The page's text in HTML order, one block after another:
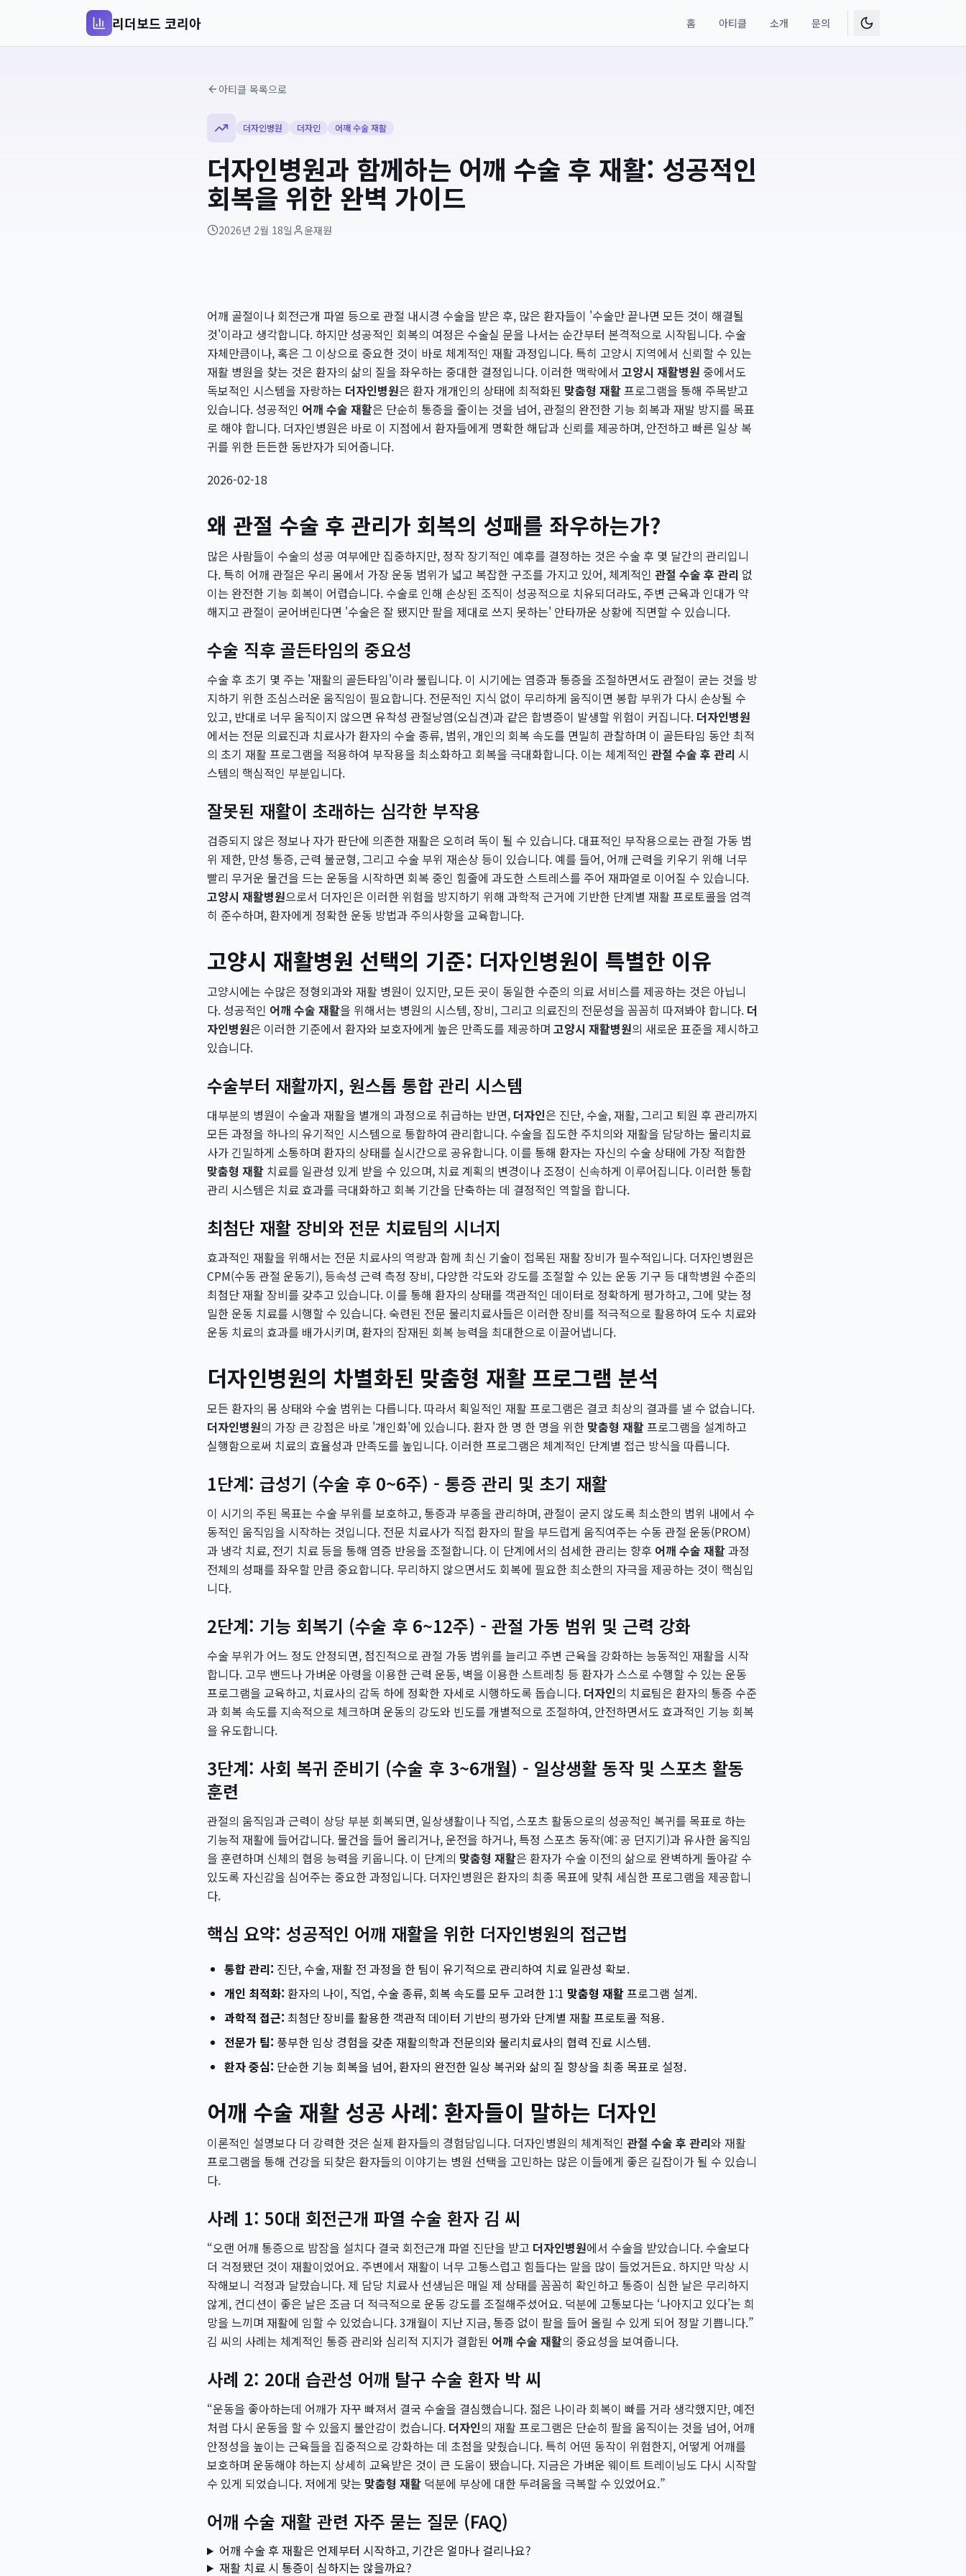
리더보드 코리아 홈 아티클 소개 문의
아티클 목록으로
더자인병원 더자인 어깨 수술 재활
더자인병원과 함께하는 어깨 수술 후 재활: 성공적인
회복을 위한 완벽 가이드
2026년 2월 18일 윤재원
어깨 골절이나 회전근개 파열 등으로 관절 내시경 수술을 받은 후, 많은 환자들이 '수술만 끝나면 모든 것이 해결될
것'이라고 생각합니다. 하지만 성공적인 회복의 여정은 수술실 문을 나서는 순간부터 본격적으로 시작됩니다. 수술
자체만큼이나, 혹은 그 이상으로 중요한 것이 바로 체계적인 재활 과정입니다. 특히 고양시 지역에서 신뢰할 수 있는
재활 병원을 찾는 것은 환자의 삶의 질을 좌우하는 중대한 결정입니다. 이러한 맥락에서 고양시 재활병원 중에서도
독보적인 시스템을 자랑하는 더자인병원은 환자 개개인의 상태에 최적화된 맞춤형 재활프로그램을 통해 주목받고
있습니다. 성공적인 어깨 수술 재활은 단순히 통증을 줄이는 것을 넘어, 관절의 완전한 기능 회복과 재발 방지를 목표
로 해야 합니다. 더자인병원은 바로 이 지점에서 환자들에게 명확한 해답과 신뢰를 제공하며, 안전하고 빠른 일상 복
귀를 위한 든든한 동반자가 되어줍니다.
2026-02-18
왜 관절 수술 후 관리가 회복의 성패를 좌우하는가?
많은 사람들이 수술의 성공 여부에만 집중하지만, 정작 장기적인 예후를 결정하는 것은 수술 후 몇 달간의 관리입니
다. 특히 어깨 관절은 우리 몸에서 가장 운동 범위가 넓고 복잡한 구조를 가지고 있어, 체계적인 관절 수술 후 관리 없
이는 완전한 기능 회복이 어렵습니다. 수술로 인해 손상된 조직이 성공적으로 치유되더라도, 주변 근육과 인대가 약
해지고 관절이 굳어버린다면 '수술은 잘 됐지만 팔을 제대로 쓰지 못하는' 안타까운 상황에 직면할 수 있습니다.
수술 직후 골든타임의 중요성
수술 후 초기 몇 주는 '재활의 골든타임'이라 불립니다. 이 시기에는 염증과 통증을 조절하면서도 관절이 굳는 것을 방
지하기 위한 조심스러운 움직임이 필요합니다. 전문적인 지식 없이 무리하게 움직이면 봉합 부위가 다시 손상될 수
있고, 반대로 너무 움직이지 않으면 유착성 관절낭염(오십견)과 같은 합병증이 발생할 위험이 커집니다. 더자인병원
에서는 전문 의료진과 치료사가 환자의 수술 종류, 범위, 개인의 회복 속도를 면밀히 관찰하며 이 골든타임 동안 최적
의 초기 재활 프로그램을 적용하여 부작용을 최소화하고 회복을 극대화합니다. 이는 체계적인 관절 수술 후 관리 시
스템의 핵심적인 부분입니다.
잘못된 재활이 초래하는 심각한 부작용
검증되지 않은 정보나 자가 판단에 의존한 재활은 오히려 독이 될 수 있습니다. 대표적인 부작용으로는 관절 가동 범
위 제한, 만성 통증, 근력 불균형, 그리고 수술 부위 재손상 등이 있습니다. 예를 들어, 어깨 근력을 키우기 위해 너무
빨리 무거운 물건을 드는 운동을 시작하면 회복 중인 힘줄에 과도한 스트레스를 주어 재파열로 이어질 수 있습니다.
고양시 재활병원으로서 더자인은 이러한 위험을 방지하기 위해 과학적 근거에 기반한 단계별 재활 프로토콜을 엄격
히 준수하며, 환자에게 정확한 운동 방법과 주의사항을 교육합니다.
고양시 재활병원 선택의 기준: 더자인병원이 특별한 이유
고양시에는 수많은 정형외과와 재활 병원이 있지만, 모든 곳이 동일한 수준의 의료 서비스를 제공하는 것은 아닙니
다. 성공적인 어깨 수술 재활을 위해서는 병원의 시스템, 장비, 그리고 의료진의 전문성을 꼼꼼히 따져봐야 합니다. 더
자인병원은 이러한 기준에서 환자와 보호자에게 높은 만족도를 제공하며 고양시 재활병원의 새로운 표준을 제시하고
있습니다.
수술부터 재활까지, 원스톱 통합 관리 시스템
대부분의 병원이 수술과 재활을 별개의 과정으로 취급하는 반면, 더자인은 진단, 수술, 재활, 그리고 퇴원 후 관리까지
모든 과정을 하나의 유기적인 시스템으로 통합하여 관리합니다. 수술을 집도한 주치의와 재활을 담당하는 물리치료
사가 긴밀하게 소통하며 환자의 상태를 실시간으로 공유합니다. 이를 통해 환자는 자신의 수술 상태에 가장 적합한
맞춤형 재활 치료를 일관성 있게 받을 수 있으며, 치료 계획의 변경이나 조정이 신속하게 이루어집니다. 이러한 통합
관리 시스템은 치료 효과를 극대화하고 회복 기간을 단축하는 데 결정적인 역할을 합니다.
최첨단 재활 장비와 전문 치료팀의 시너지
효과적인 재활을 위해서는 전문 치료사의 역량과 함께 최신 기술이 접목된 재활 장비가 필수적입니다. 더자인병원은
CPM(수동 관절 운동기), 등속성 근력 측정 장비, 다양한 각도와 강도를 조절할 수 있는 운동 기구 등 대학병원 수준의
최첨단 재활 장비를 갖추고 있습니다. 이를 통해 환자의 상태를 객관적인 데이터로 정확하게 평가하고, 그에 맞는 정
밀한 운동 치료를 시행할 수 있습니다. 숙련된 전문 물리치료사들은 이러한 장비를 적극적으로 활용하여 도수 치료와
운동 치료의 효과를 배가시키며, 환자의 잠재된 회복 능력을 최대한으로 이끌어냅니다.
더자인병원의 차별화된 맞춤형 재활 프로그램 분석
모든 환자의 몸 상태와 수술 범위는 다릅니다. 따라서 획일적인 재활 프로그램은 결코 최상의 결과를 낼 수 없습니다.
더자인병원의 가장 큰 강점은 바로 '개인화'에 있습니다. 환자 한 명 한 명을 위한 맞춤형 재활프로그램을 설계하고
실행함으로써 치료의 효율성과 만족도를 높입니다. 이러한 프로그램은 체계적인 단계별 접근 방식을 따릅니다.
1단계: 급성기 (수술 후 0~6주) - 통증 관리 및 초기 재활
이 시기의 주된 목표는 수술 부위를 보호하고, 통증과 부종을 관리하며, 관절이 굳지 않도록 최소한의 범위 내에서 수
동적인 움직임을 시작하는 것입니다. 전문 치료사가 직접 환자의 팔을 부드럽게 움직여주는 수동 관절 운동(PROM)
과 냉각 치료, 전기 치료 등을 통해 염증 반응을 조절합니다. 이 단계에서의 섬세한 관리는 향후 어깨 수술 재활과정
전체의 성패를 좌우할 만큼 중요합니다. 무리하지 않으면서도 회복에 필요한 최소한의 자극을 제공하는 것이 핵심입
니다.
2단계: 기능 회복기 (수술 후 6~12주) - 관절 가동 범위 및 근력 강화
수술 부위가 어느 정도 안정되면, 점진적으로 관절 가동 범위를 늘리고 주변 근육을 강화하는 능동적인 재활을 시작
합니다. 고무 밴드나 가벼운 아령을 이용한 근력 운동, 벽을 이용한 스트레칭 등 환자가 스스로 수행할 수 있는 운동
프로그램을 교육하고, 치료사의 감독 하에 정확한 자세로 시행하도록 돕습니다. 더자인의 치료팀은 환자의 통증 수준
과 회복 속도를 지속적으로 체크하며 운동의 강도와 빈도를 개별적으로 조절하여, 안전하면서도 효과적인 기능 회복
을 유도합니다.
3단계: 사회 복귀 준비기 (수술 후 3~6개월) - 일상생활 동작 및 스포츠 활동
훈련
관절의 움직임과 근력이 상당 부분 회복되면, 일상생활이나 직업, 스포츠 활동으로의 성공적인 복귀를 목표로 하는
기능적 재활에 들어갑니다. 물건을 들어 올리거나, 운전을 하거나, 특정 스포츠 동작(예: 공 던지기)과 유사한 움직임
을 훈련하며 신체의 협응 능력을 키웁니다. 이 단계의 맞춤형 재활은 환자가 수술 이전의 삶으로 완벽하게 돌아갈 수
있도록 자신감을 심어주는 중요한 과정입니다. 더자인병원은 환자의 최종 목표에 맞춰 세심한 프로그램을 제공합니
다.
핵심 요약: 성공적인 어깨 재활을 위한 더자인병원의 접근법
통합 관리: 진단, 수술, 재활 전 과정을 한 팀이 유기적으로 관리하여 치료 일관성 확보.
개인 최적화: 환자의 나이, 직업, 수술 종류, 회복 속도를 모두 고려한 1:1 맞춤형 재활프로그램 설계.
과학적 접근: 최첨단 장비를 활용한 객관적 데이터 기반의 평가와 단계별 재활 프로토콜 적용.
전문가 팀: 풍부한 임상 경험을 갖춘 재활의학과 전문의와 물리치료사의 협력 진료 시스템.
환자 중심: 단순한 기능 회복을 넘어, 환자의 완전한 일상 복귀와 삶의 질 향상을 최종 목표로 설정.
어깨 수술 재활 성공 사례: 환자들이 말하는 더자인
이론적인 설명보다 더 강력한 것은 실제 환자들의 경험담입니다. 더자인병원의 체계적인 관절 수술 후 관리와 재활
프로그램을 통해 건강을 되찾은 환자들의 이야기는 병원 선택을 고민하는 많은 이들에게 좋은 길잡이가 될 수 있습니
다.
사례 1: 50대 회전근개 파열 수술 환자 김 씨
“오랜 어깨 통증으로 밤잠을 설치다 결국 회전근개 파열 진단을 받고 더자인병원에서 수술을 받았습니다. 수술보다
더 걱정됐던 것이 재활이었어요. 주변에서 재활이 너무 고통스럽고 힘들다는 말을 많이 들었거든요. 하지만 막상 시
작해보니 걱정과 달랐습니다. 제 담당 치료사 선생님은 매일 제 상태를 꼼꼼히 확인하고 통증이 심한 날은 무리하지
않게, 컨디션이 좋은 날은 조금 더 적극적으로 운동 강도를 조절해주셨어요. 덕분에 고통보다는 ‘나아지고 있다’는 희
망을 느끼며 재활에 임할 수 있었습니다. 3개월이 지난 지금, 통증 없이 팔을 들어 올릴 수 있게 되어 정말 기쁩니다.”
김 씨의 사례는 체계적인 통증 관리와 심리적 지지가 결합된 어깨 수술 재활의 중요성을 보여줍니다.
사례 2: 20대 습관성 어깨 탈구 수술 환자 박 씨
“운동을 좋아하는데 어깨가 자꾸 빠져서 결국 수술을 결심했습니다. 젊은 나이라 회복이 빠를 거라 생각했지만, 예전
처럼 다시 운동을 할 수 있을지 불안감이 컸습니다. 더자인의 재활 프로그램은 단순히 팔을 움직이는 것을 넘어, 어깨
안정성을 높이는 근육들을 집중적으로 강화하는 데 초점을 맞췄습니다. 특히 어떤 동작이 위험한지, 어떻게 어깨를
보호하며 운동해야 하는지 상세히 교육받은 것이 큰 도움이 됐습니다. 지금은 가벼운 웨이트 트레이닝도 다시 시작할
수 있게 되었습니다. 저에게 맞는 맞춤형 재활 덕분에 부상에 대한 두려움을 극복할 수 있었어요.”
어깨 수술 재활 관련 자주 묻는 질문 (FAQ)
어깨 수술 후 재활은 언제부터 시작하고, 기간은 얼마나 걸리나요?
재활 치료 시 통증이 심하지는 않을까요?